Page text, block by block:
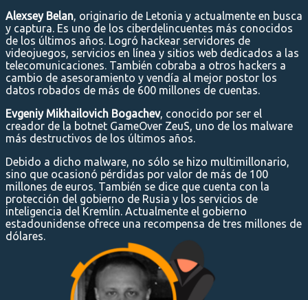
Alexsey Belan, originario de Letonia y actualmente en busca
y captura. Es uno de los ciberdelincuentes más conocidos
de los últimos años. Logró hackear servidores de
videojuegos, servicios en línea y sitios web dedicados a las
telecomunicaciones. También cobraba a otros hackers a
cambio de asesoramiento y vendía al mejor postor los
datos robados de más de 600 millones de cuentas.
Evgeniy Mikhailovich Bogachev, conocido por ser el
creador de la botnet GameOver ZeuS, uno de los malware
más destructivos de los últimos años.
Debido a dicho malware, no sólo se hizo multimillonario,
sino que ocasionó pérdidas por valor de más de 100
millones de euros. También se dice que cuenta con la
protección del gobierno de Rusia y los servicios de
inteligencia del Kremlin. Actualmente el gobierno
estadounidense ofrece una recompensa de tres millones de
dólares.